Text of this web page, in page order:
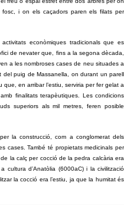
i on els caçadors paren els filats per
econòmiques tradicionals que es
de nevater que, fins a la segona dècada,
a les nombroses cases de neu situades a
del puig de Massanella, on durant un parell
en arribar l’estiu, serviria per fer gelat a
finalitats terapèutiques. Les condicions
superiors als mil metres, feren posible
la construcció, com a conglomerat dels
cases. També té propietats medicinals per
la calç per cocció de la pedra calcària era
d’Anatòlia (6000aC) i la civilització
la cocció era l’estiu, ja que la humitat és